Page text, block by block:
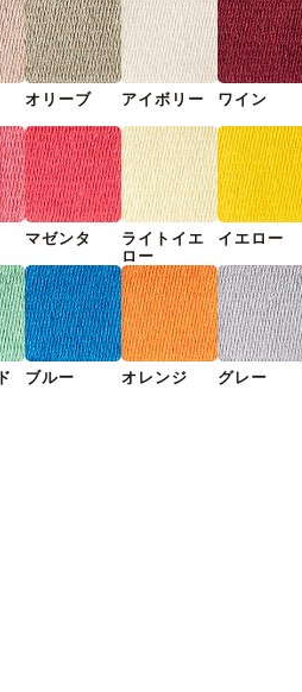
オリーブ アイボリー ワイン
マゼンタ
ライトイエ
ロー
イエロー
ブルー オレンジ グレー